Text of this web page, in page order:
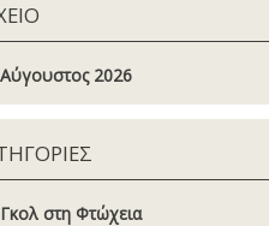
Αύγουστος 2026
Γκoλ στη Φτώχεια